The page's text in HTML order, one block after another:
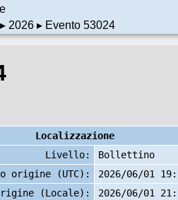
▸ 2026▸ Evento 53024
Localizzazione
Livello:
Bollettino
origine (UTC):
2026/06/01
(Locale):
2026/06/01